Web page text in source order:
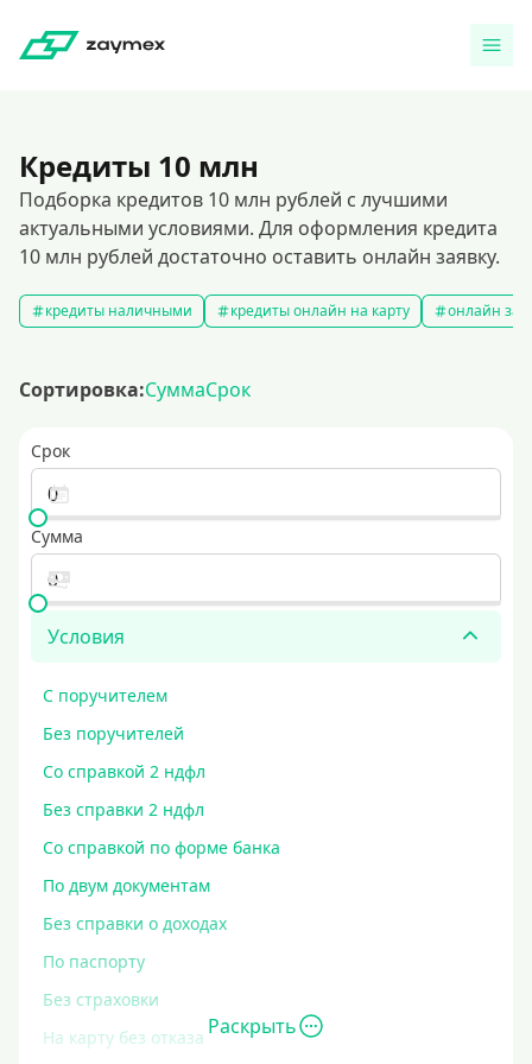
Кредиты 10 млн
Подборка кредитов 10 млн рублей с лучшими
актуальными условиями. Для оформления кредита
10 млн рублей достаточно оставить онлайн заявку.
кредиты наличными кредиты онлайн на карту онлайн
Сортировка:СуммаСрок
Срок
Сумма
Условия
С поручителем
Без поручителей
Со справкой 2 ндфл
Без справки 2 ндфл
Со справкой по форме банка
По двум документам
Без справки о доходах
По паспорту
Без страховки
На карту без отказа Раскрыть